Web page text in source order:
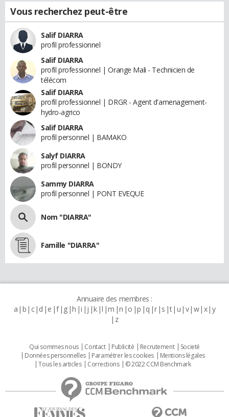
Vous recherchez peut-être
Salif DIARRA
profil professionnel
Salif DIARRA
profil professionnel | Orange Mali - Technicien de
télécom
Salif DIARRA
profil professionnel | DRGR - Agent d'amenagement-
hydro-agrico
Salif DIARRA
profil personnel | BAMAKO
Salyf DIARRA
profil personnel | BONDY
Sammy DIARRA
profil personnel | PONT EVEQUE
Nom "DIARRA"
Famille "DIARRA"
Annuaire des membres :
a b c d e f g h i j k l m n o p q r s t u v w x y
z
Qui sommes nous Contact Publicité Recrutement
Societé
Données personnelles
Paramétrer les cookies
Mentions légales
Tous les articles
Corrections © 2022 CCM Benchmark